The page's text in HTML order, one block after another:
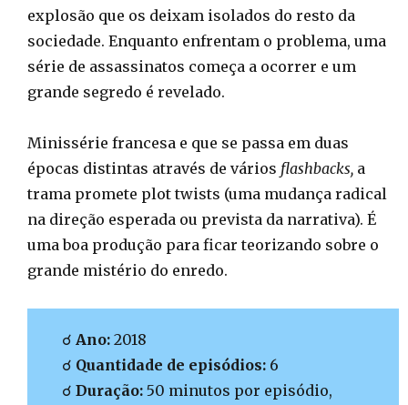
explosão que os deixam isolados do resto da
sociedade. Enquanto enfrentam o problema, uma
série de assassinatos começa a ocorrer e um
grande segredo é revelado.
Minissérie francesa e que se passa em duas
épocas distintas através de vários flashbacks, a
trama promete plot twists (uma mudança radical
na direção esperada ou prevista da narrativa). É
uma boa produção para ficar teorizando sobre o
grande mistério do enredo.
☌ Ano: 2018
☌ Quantidade de episódios: 6
☌ Duração: 50 minutos por episódio,